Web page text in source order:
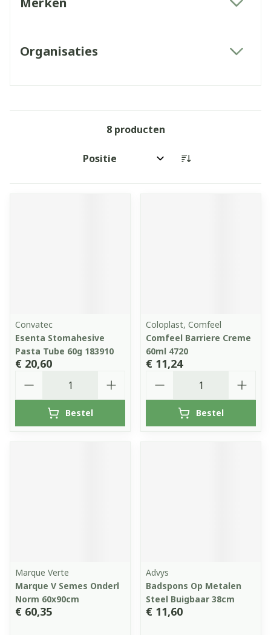
Organisaties
8producten
Sorteer op:
Convatec
Esenta Stomahesive
Pasta Tube 60g 183910
€ 20,60
Bestel
Coloplast, Comfeel
Comfeel Barriere Creme
60ml 4720
€ 11,24
Bestel
Marque Verte
Marque V Semes Onderl
Norm 60x90cm
€ 60,35
Advys
Badspons Op Metalen
Steel Buigbaar 38cm
€ 11,60